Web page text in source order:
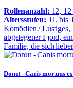
Rollenanzahl: 12,
Altersstufen: 11. bis
Komödien / Lustiges,
abgelegener Fjord,
Familie, die sich
Donut - Canis mortuus